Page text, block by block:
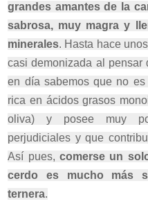
grandes amantes de la
sabrosa, muy magra y
minerales. Hasta hace
casi demonizada al pensar
en día sabemos que no
rica en ácidos grasos
oliva) y posee muy
perjudiciales y que
Así pues, comerse un
cerdo es mucho más
ternera.